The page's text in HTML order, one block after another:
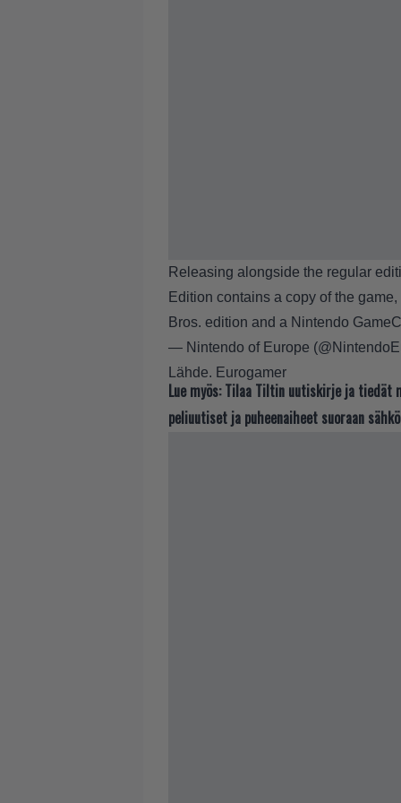
Releasing alongside the regular
Edition contains a copy of the
Bros. edition and a Nintendo
— Nintendo of Europe
Lähde. Eurogamer
Lue myös: Tilaa Tiltin uutiskirje ja tiedät
peliuutiset ja puheenaiheet suoraan